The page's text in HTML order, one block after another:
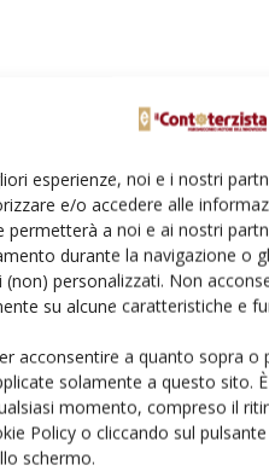
esperienze, noi e i nostri
e/o accedere alle
permetterà a noi e ai nostri
durante la navigazione o
personalizzati. Non
su alcune caratteristiche e
acconsentire a quanto sopra o
solamente a questo sito.
momento, compreso il
Policy o cliccando sul
schermo.